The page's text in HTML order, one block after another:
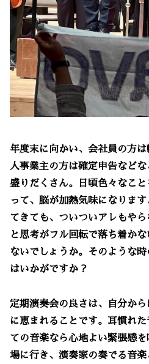
年度末に向かい、会社員の方
人事業主の方は確定申告など
盛りだくさん。日頃色々なこ
って、脳が加熱気味になりま
てきても、ついついアレもや
と思考がフル回転で落ち着か
ないでしょうか。そのような
はいかがですか？
定期演奏会の良さは、自分か
に恵まれることです。耳慣れ
ての音楽なら心地よい緊張感
場に行き、演奏家の奏でる音